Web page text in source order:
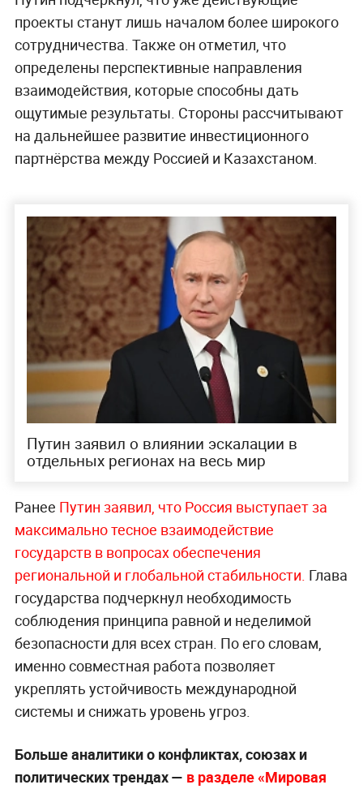
проекты станут лишь началом более широкого
сотрудничества. Также он отметил, что
определены перспективные направления
взаимодействия, которые способны дать
ощутимые результаты. Стороны рассчитывают
на дальнейшее развитие инвестиционного
партнёрства между Россией и Казахстаном.
Путин заявил о влиянии эскалации в
отдельных регионах на весь мир
Ранее Путин заявил, что Россия выступает за
максимально тесное взаимодействие
государств в вопросах обеспечения
региональной и глобальной стабильности. Глава
государства подчеркнул необходимость
соблюдения принципа равной и неделимой
безопасности для всех стран. По его словам,
именно совместная работа позволяет
укреплять устойчивость международной
системы и снижать уровень угроз.
Больше аналитики о конфликтах, союзах и
политических трендах — в разделе «Мировая